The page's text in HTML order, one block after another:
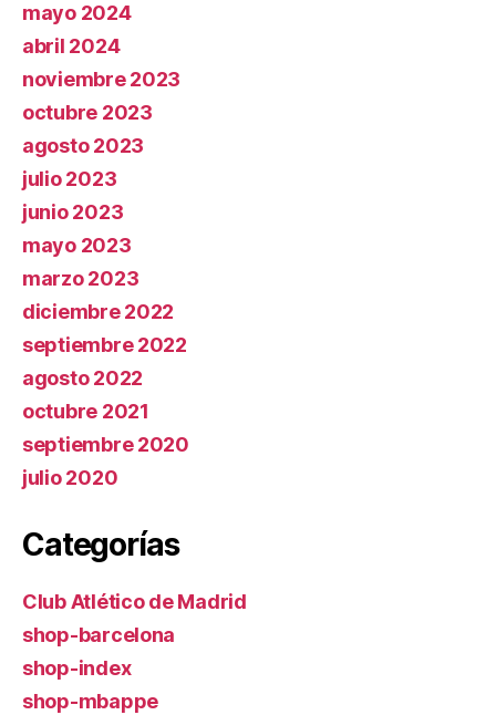
mayo 2024
abril 2024
noviembre 2023
octubre 2023
agosto 2023
julio 2023
junio 2023
mayo 2023
marzo 2023
diciembre 2022
septiembre 2022
agosto 2022
octubre 2021
septiembre 2020
julio 2020
Categorías
Club Atlético de Madrid
shop-barcelona
shop-index
shop-mbappe